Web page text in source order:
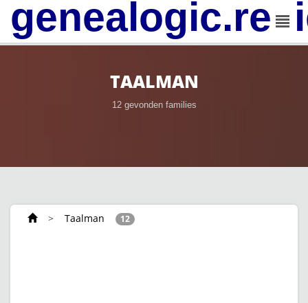
TAALMAN
12 gevonden families
> Taalman 12